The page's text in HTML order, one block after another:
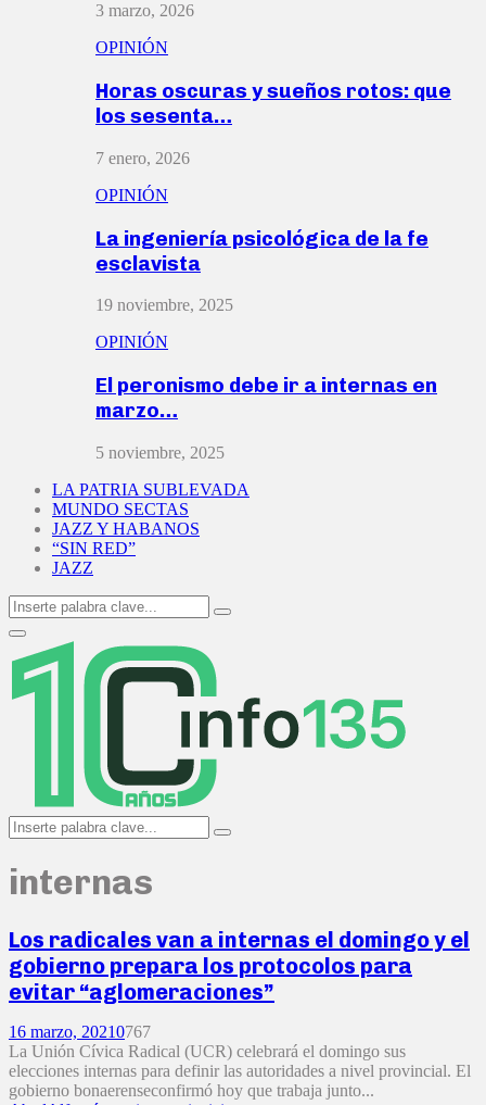
3 marzo, 2026
OPINIÓN
Horas oscuras y sueños rotos: que
los sesenta…
7 enero, 2026
OPINIÓN
La ingeniería psicológica de la fe
esclavista
19 noviembre, 2025
OPINIÓN
El peronismo debe ir a internas en
marzo…
5 noviembre, 2025
LA PATRIA SUBLEVADA
MUNDO SECTAS
JAZZ Y HABANOS
“SIN RED”
JAZZ
Search
for:
Search
Primary
Menu
Search
for:
Search
internas
Los radicales van a internas el domingo y el
gobierno prepara los protocolos para
evitar “aglomeraciones”
16 marzo, 20210767
La Unión Cívica Radical (UCR) celebrará el domingo sus
elecciones internas para definir las autoridades a nivel provincial. El
gobierno bonaerenseconfirmó hoy que trabaja junto...